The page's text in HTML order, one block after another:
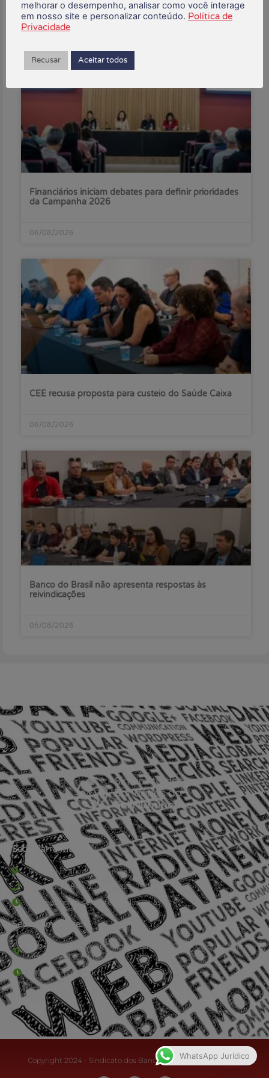
Financiários iniciam debates para definir prioridades
da Campanha 2026
06/08/2026
CEE recusa proposta para custeio do Saúde Caixa
06/08/2026
Banco do Brasil não apresenta respostas às
reivindicações
05/08/2026
Sede Barra Mansa
Rua Rio Branco, nº107 (2º andar), Centro - Cep: 27.330-030
(24) 3323-2848 ou (24) 3323-2500
De segunda à sexta-feira , das 9h às 17h.
Sede Campestre:
Estrada Governador Chagas Freitas – 3.780 – Colônia Santo
Antônio – Barra Mansa
De terça-feira a domingo, das 9h às 17h
Copyright 2024 - Sindicato dos Bancários do Sul Fluminense
melhorar o desempenho, analisar como você interage
em nosso site e personalizar conteúdo. Política de
Privacidade
Recusar Aceitar todos
WhatsApp Jurídico